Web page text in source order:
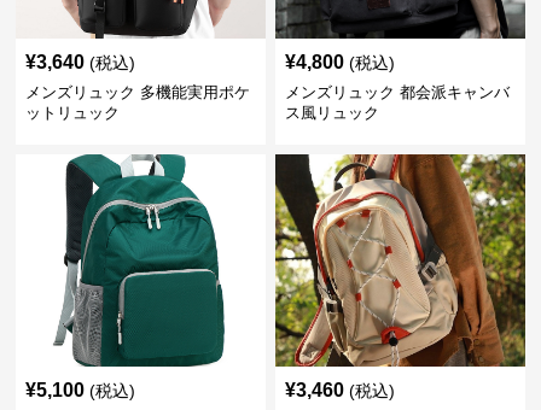
¥3,640 (税込)
メンズリュック 多機能実用ポケ
ットリュック
¥4,800 (税込)
メンズリュック 都会派キャンバ
ス風リュック
¥5,100 (税込) ¥3,460 (税込)